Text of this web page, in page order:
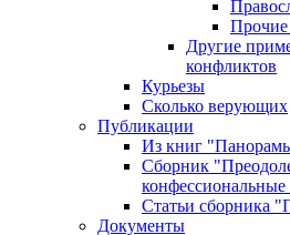
Прочие
Другие
конфликтов
Курьезы
Сколько верующих
Публикации
Из книг
Сборник
Статьи сборника
Документы